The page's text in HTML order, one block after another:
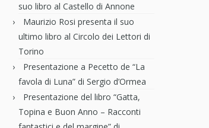
suo libro al Castello di Annone
Maurizio Rosi presenta il suo
ultimo libro al Circolo dei Lettori di
Torino
Presentazione a Pecetto de “La
favola di Luna” di Sergio d’Ormea
Presentazione del libro “Gatta,
Topina e Buon Anno – Racconti